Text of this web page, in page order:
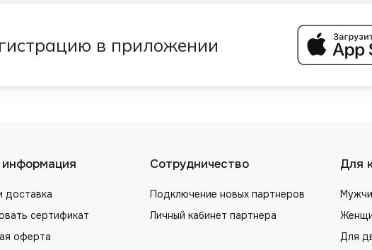
в приложении
доставка
сертификат
оферта
Сотрудничество
Подключение новых партнеров
Личный кабинет партнера
Для
Для